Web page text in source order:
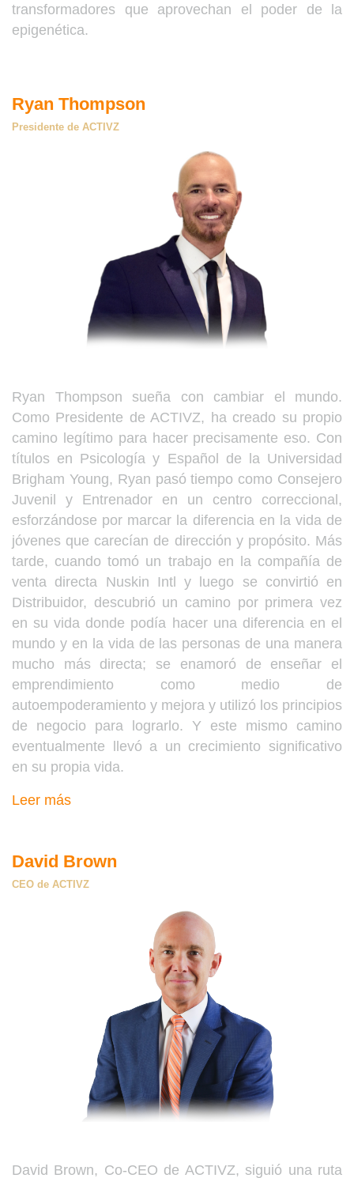
transformadores que aprovechan el poder de la
epigenética.
Ryan Thompson
Presidente de ACTIVZ
Ryan Thompson sueña con cambiar el mundo.
Como Presidente de ACTIVZ, ha creado su propio
camino legítimo para hacer precisamente eso. Con
títulos en Psicología y Español de la Universidad
Brigham Young, Ryan pasó tiempo como Consejero
Juvenil y Entrenador en un centro correccional,
esforzándose por marcar la diferencia en la vida de
jóvenes que carecían de dirección y propósito. Más
tarde, cuando tomó un trabajo en la compañía de
venta directa Nuskin Intl y luego se convirtió en
Distribuidor, descubrió un camino por primera vez
en su vida donde podía hacer una diferencia en el
mundo y en la vida de las personas de una manera
mucho más directa; se enamoró de enseñar el
emprendimiento como medio de
autoempoderamiento y mejora y utilizó los principios
de negocio para lograrlo. Y este mismo camino
eventualmente llevó a un crecimiento significativo
en su propia vida.
Leer más
David Brown
CEO de ACTIVZ
David Brown, Co-CEO de ACTIVZ, siguió una ruta